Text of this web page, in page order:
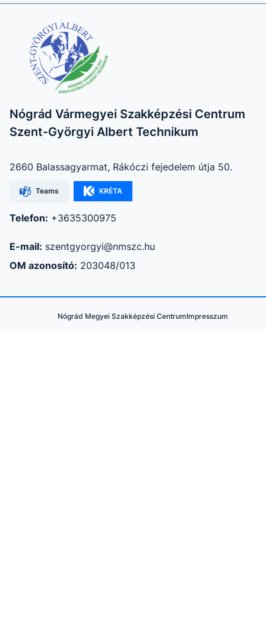
Nógrád Vármegyei Szakképzési Centrum
Szent-Györgyi Albert Technikum
2660 Balassagyarmat, Rákóczi fejedelem útja 50.
Teams KRÉTA
Telefon: +3635300975
E-mail: szentgyorgyi@nmszc.hu
OM azonosító: 203048/013
Nógrád Megyei Szakképzési CentrumImpresszum